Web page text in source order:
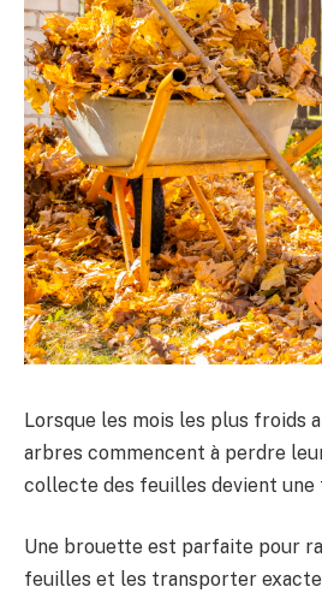
Lorsque les mois les plus froids
arbres commencent à perdre
collecte des feuilles devient une
Une brouette est parfaite pour
feuilles et les transporter